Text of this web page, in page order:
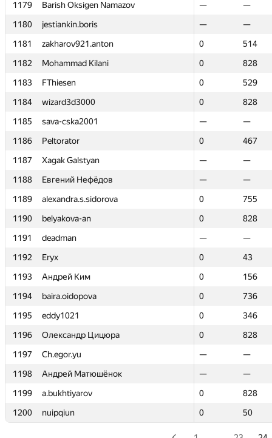
1179
Barish Oksigen Namazov —
—
1180
jestiankin.boris —
—
1181
zakharov921.anton 0
514
1182
Mohammad Kilani 0
828
1183
FThiesen 0
529
1184
wizard3d3000 0
828
1185
sava-cska2001 —
—
1186
Peltorator 0
467
1187
Xagak Galstyan —
—
1188
Евгений Нефёдов —
—
1189
alexandra.s.sidorova 0
755
1190
belyakova-an 0
828
1191
deadman —
—
1192
Eryx 0
43
1193
Андрей Ким 0
156
1194
baira.oidopova 0
736
1195
eddy1021 0
346
1196
Олександр Цицюра 0
828
1197
Ch.egor.yu —
—
1198
Андрей Матюшёнок —
—
1199
a.bukhtiyarov 0
828
1200
nuipqiun 0 50
1179
Barish Oksigen Namazov —
—
1180
jestiankin.boris —
—
1181
zakharov921.anton 0
514
1182
Mohammad Kilani 0
828
1183
FThiesen 0
529
1184
wizard3d3000 0
828
1185
sava-cska2001 —
—
1186
Peltorator 0
467
1187
Xagak Galstyan —
—
1188
Евгений Нефёдов —
—
1189
alexandra.s.sidorova 0
755
1190
belyakova-an 0
828
1191
deadman —
—
1192
Eryx 0
43
1193
Андрей Ким 0
156
1194
baira.oidopova 0
736
1195
eddy1021 0
346
1196
Олександр Цицюра 0
828
1197
Ch.egor.yu —
—
1198
Андрей Матюшёнок —
—
1199
a.bukhtiyarov 0
828
1200
nuipqiun 0 50